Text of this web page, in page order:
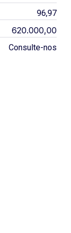
96,97
620.000,00
Consulte-nos